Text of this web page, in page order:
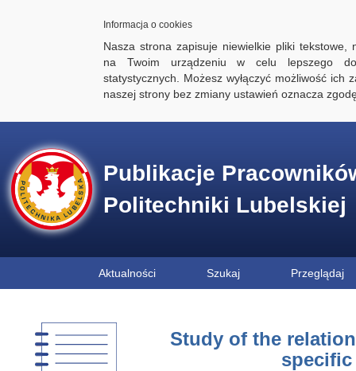
Informacja o cookies
Nasza strona zapisuje niewielkie pliki tekstowe,
na Twoim urządzeniu w celu lepszego
statystycznych. Możesz wyłączyć możliwość ich
naszej strony bez zmiany ustawień oznacza
Publikacje
Politechniki Lubelskiej
Aktualności Szukaj Przeglądaj
Study of the